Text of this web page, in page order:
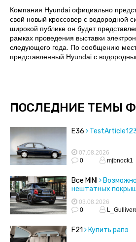
Компания Hyundai официально
свой новый кроссовер с водородной
широкой публике он будет
рамках проведения выставки
следующего года. По сообщению
представленный Hyundai с
ПОСЛЕДНИЕ ТЕМЫ
E36
07.08.2026
0
mjbnock1
Все MINI
нештатных
03.08.2026
0
F21 Купить рапэ